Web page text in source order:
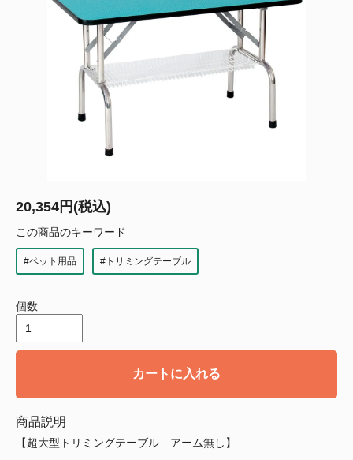
20,354円(税込)
この商品のキーワード
#ペット用品 #トリミングテーブル
個数
カートに入れる
商品説明
【超大型トリミングテーブル アーム無し】